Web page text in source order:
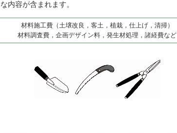
内容が含まれます。
材料施工費（土壌改良，客土，植栽，仕上げ，清掃）
材料調査費，企画デザイン料，発生材処理，諸経費など